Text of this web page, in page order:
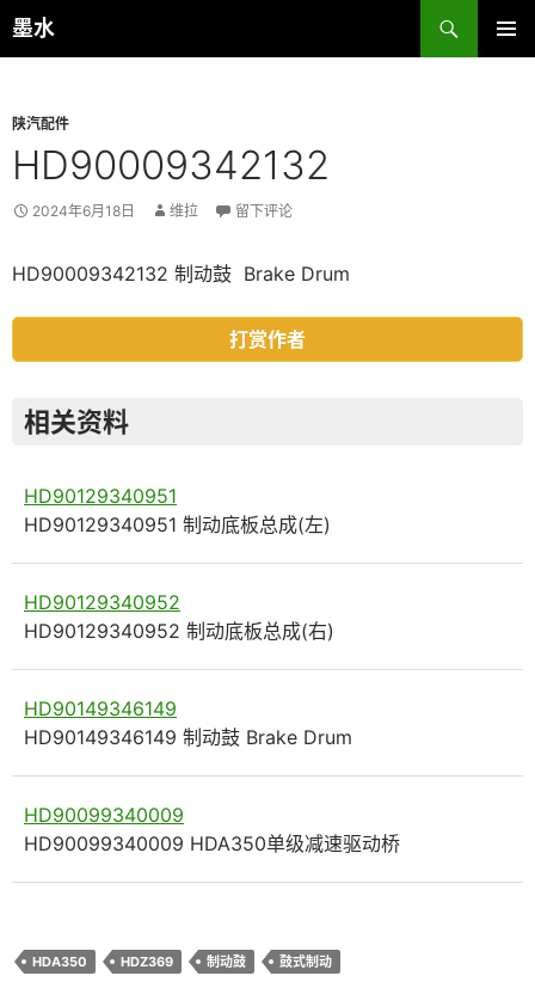
跳
至
墨水
搜
索
陕汽配件
HD90009342132
2024年6月18日 维拉 留下评论
HD90009342132 制动鼓 Brake Drum
打赏作者
相关资料
HD90129340951
HD90129340951 制动底板总成(左)
HD90129340952
HD90129340952 制动底板总成(右)
HD90149346149
HD90149346149 制动鼓 Brake Drum
HD90099340009
HD90099340009 HDA350单级减速驱动桥
HDA350 HDZ369 制动鼓 鼓式制动